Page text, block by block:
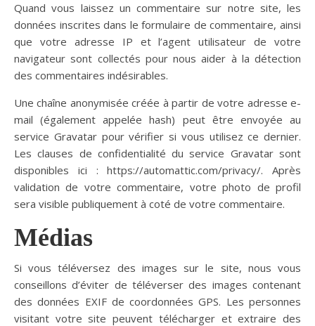
Quand vous laissez un commentaire sur notre site, les
données inscrites dans le formulaire de commentaire, ainsi
que votre adresse IP et l’agent utilisateur de votre
navigateur sont collectés pour nous aider à la détection
des commentaires indésirables.
Une chaîne anonymisée créée à partir de votre adresse e-
mail (également appelée hash) peut être envoyée au
service Gravatar pour vérifier si vous utilisez ce dernier.
Les clauses de confidentialité du service Gravatar sont
disponibles ici : https://automattic.com/privacy/. Après
validation de votre commentaire, votre photo de profil
sera visible publiquement à coté de votre commentaire.
Médias
Si vous téléversez des images sur le site, nous vous
conseillons d’éviter de téléverser des images contenant
des données EXIF de coordonnées GPS. Les personnes
visitant votre site peuvent télécharger et extraire des